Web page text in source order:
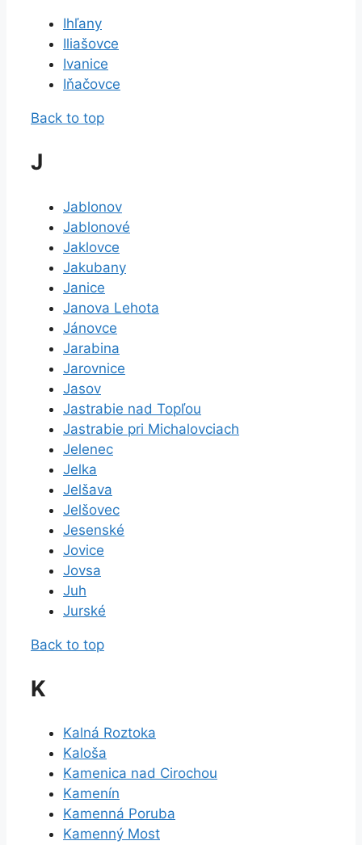
Ihľany
Iliašovce
Ivanice
Iňačovce
Back to top
J
Jablonov
Jablonové
Jaklovce
Jakubany
Janice
Janova Lehota
Jánovce
Jarabina
Jarovnice
Jasov
Jastrabie nad Topľou
Jastrabie pri Michalovciach
Jelenec
Jelka
Jelšava
Jelšovec
Jesenské
Jovice
Jovsa
Juh
Jurské
Back to top
K
Kalná Roztoka
Kaloša
Kamenica nad Cirochou
Kamenín
Kamenná Poruba
Kamenný Most